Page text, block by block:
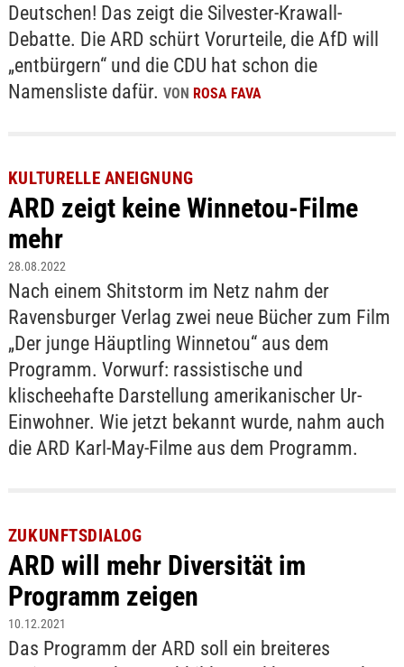
Deutschen! Das zeigt die Silvester-Krawall-
Debatte. Die ARD schürt Vorurteile, die AfD will
„entbürgern“ und die CDU hat schon die
Namensliste dafür. VON ROSA FAVA
KULTURELLE ANEIGNUNG
ARD zeigt keine Winnetou-Filme
mehr
28.08.2022
Nach einem Shitstorm im Netz nahm der
Ravensburger Verlag zwei neue Bücher zum Film
„Der junge Häuptling Winnetou“ aus dem
Programm. Vorwurf: rassistische und
klischeehafte Darstellung amerikanischer Ur-
Einwohner. Wie jetzt bekannt wurde, nahm auch
die ARD Karl-May-Filme aus dem Programm.
ZUKUNFTSDIALOG
ARD will mehr Diversität im
Programm zeigen
10.12.2021
Das Programm der ARD soll ein breiteres